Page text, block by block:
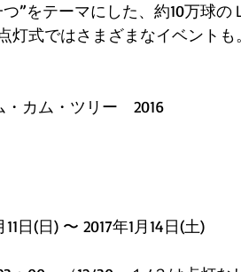
”をテーマにした、約10万球
灯式ではさまざまなイベントも
カム・ツリー　2016
11日(日) 〜 2017年1月14日(土)